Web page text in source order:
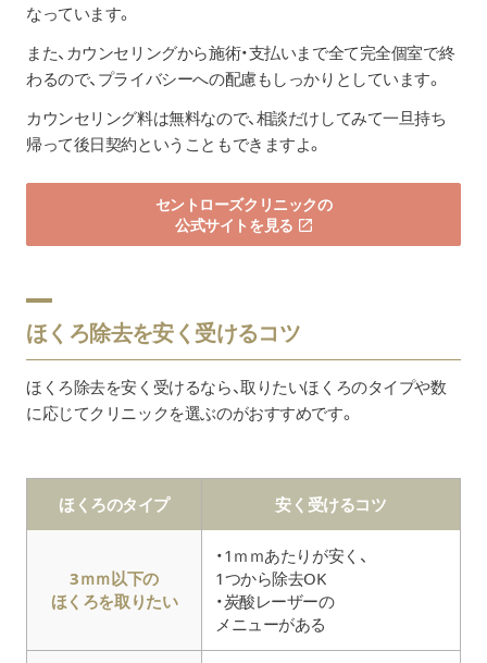
なっています。
また、カウンセリングから施術・支払いまで全て完全個室で終
わるので、プライバシーへの配慮もしっかりとしています。
カウンセリング料は無料なので、相談だけしてみて一旦持ち
帰って後日契約ということもできますよ。
セントローズクリニックの
公式サイトを見る
ほくろ除去を安く受けるコツ
ほくろ除去を安く受けるなら、取りたいほくろのタイプや数
に応じてクリニックを選ぶのがおすすめです。
ほくろのタイプ 安く受けるコツ
3ｍｍ以下の
ほくろを取りたい
・1ｍｍあたりが安く、
1つから除去OK
・炭酸レーザーの
メニューがある